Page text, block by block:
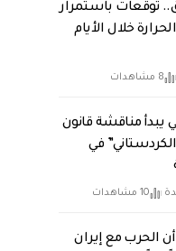
توقعات باستمرار
خلال الأيام
8 مشاهدات
يبدأ مناقشة قانون
في
10 مشاهدات
الحرب مع إيران